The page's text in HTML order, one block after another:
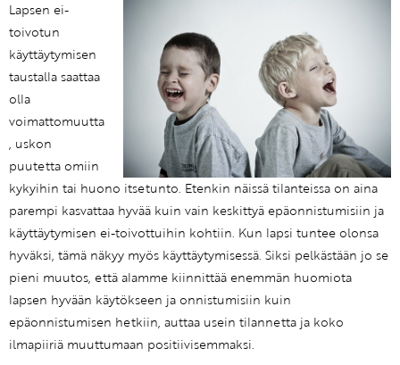
Lapsen ei-
toivotun
käyttäytymisen
taustalla saattaa
olla
voimattomuutta
, uskon
puutetta omiin
kykyihin tai huono itsetunto. Etenkin näissä tilanteissa on aina
parempi kasvattaa hyvää kuin vain keskittyä epäonnistumisiin ja
käyttäytymisen ei-toivottuihin kohtiin. Kun lapsi tuntee olonsa
hyväksi, tämä näkyy myös käyttäytymisessä. Siksi pelkästään jo se
pieni muutos, että alamme kiinnittää enemmän huomiota
lapsen hyvään käytökseen ja onnistumisiin kuin
epäonnistumisen hetkiin, auttaa usein tilannetta ja koko
ilmapiiriä muuttumaan positiivisemmaksi.